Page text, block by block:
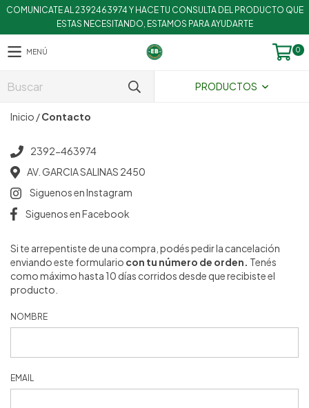
COMUNICATE AL 2392463974 Y HACE TU CONSULTA DEL PRODUCTO QUE
ESTAS NECESITANDO, ESTAMOS PARA AYUDARTE
MENÚ 0
PRODUCTOS
Inicio /Contacto
2392-463974
AV. GARCIA SALINAS 2450
Siguenos en Instagram
Siguenos en Facebook
Si te arrepentiste de una compra, podés pedir la cancelación
enviando este formulario con tu número de orden. Tenés
como máximo hasta 10 días corridos desde que recibiste el
producto.
NOMBRE
EMAIL